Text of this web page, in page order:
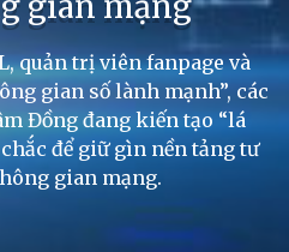
quản trị viên fanpage và
gian số lành mạnh”, các
Đồng đang kiến tạo “lá
để giữ gìn nền tảng tư
gian mạng.